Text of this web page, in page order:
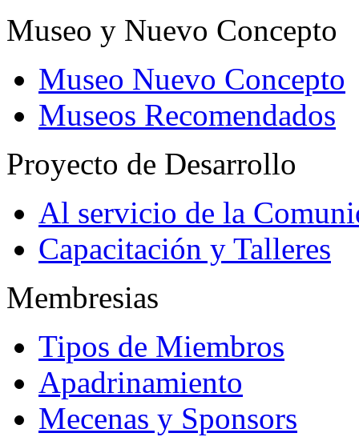
Museo y Nuevo Concepto
Museo Nuevo Concepto
Museos Recomendados
Proyecto de Desarrollo
Al servicio de la
Capacitación y Talleres
Membresias
Tipos de Miembros
Apadrinamiento
Mecenas y Sponsors